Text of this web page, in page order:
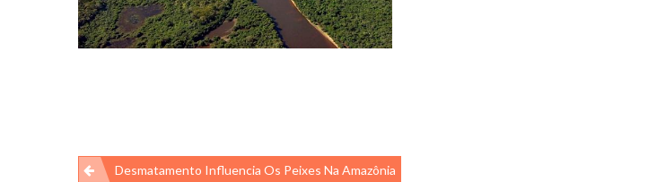
Navegação
Desmatamento Influencia Os Peixes Na Amazônia